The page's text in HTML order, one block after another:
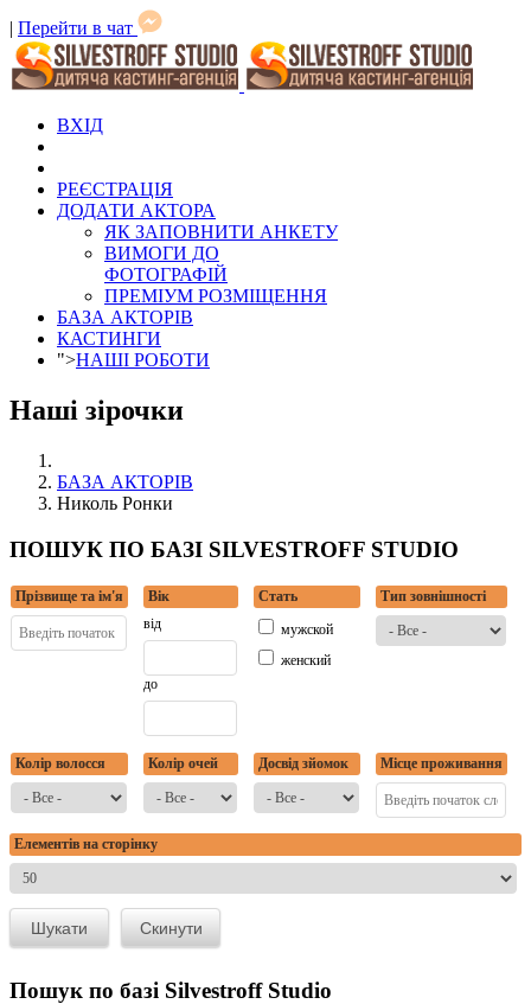
| Перейти в чат
ВХІД
РЕЄСТРАЦІЯ
ДОДАТИ АКТОРА
ЯК ЗАПОВНИТИ АНКЕТУ
ВИМОГИ ДО
ФОТОГРАФІЙ
ПРЕМІУМ РОЗМІЩЕННЯ
БАЗА АКТОРІВ
КАСТИНГИ
">НАШІ РОБОТИ
Наші зірочки
БАЗА АКТОРІВ
Николь Ронки
ПОШУК ПО БАЗІ SILVESTROFF STUDIO
Прізвище та ім'я
Вік
від
до
Стать
мужской
женский
Тип зовнішності
Колір волосся Колір очей Досвід зйомок Місце проживання
Елементів на сторінку
Пошук по базі Silvestroff Studio